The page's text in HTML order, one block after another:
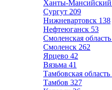
Ханты-
Сургут 209
Нижневартовск 138
Нефтеюганск 53
Смоленская область
Смоленск 262
Ярцево 42
Вязьма 41
Тамбовская область
Тамбов 327